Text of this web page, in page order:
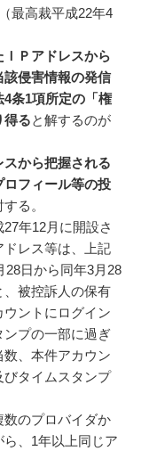
最高裁平成22年4
Ｐアドレスから
侵害情報の発信
4条1項所定の「権
得ると解するのが
から把握される
フィール等の投
る。
年12月に開設さ
レス等は、上記
28日から同年3月28
、被控訴人の保有
ントにログイン
ンプの一部に過ぎ
、本件アカウン
びタイムスタンプ
のプロバイダか
、1年以上同じア